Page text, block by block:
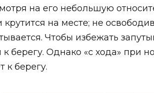
на его небольшую
на месте; не
Чтобы избежать
берегу. Однако «с хода» при
к берегу.